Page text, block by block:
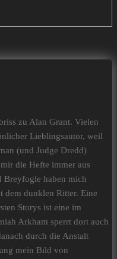
zu Alan Grant. Vielen
Lieblingsautor, weil
(und Judge Dredd)
die Hefte immer aus
Breyfogle haben mich
dem dunklen Ritter. Eine
Storys ist eine im
Arkham sperrt dort auch
durch die Anstalt
mein Bild von